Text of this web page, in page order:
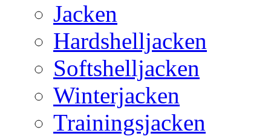
Jacken
Hardshelljacken
Softshelljacken
Winterjacken
Trainingsjacken